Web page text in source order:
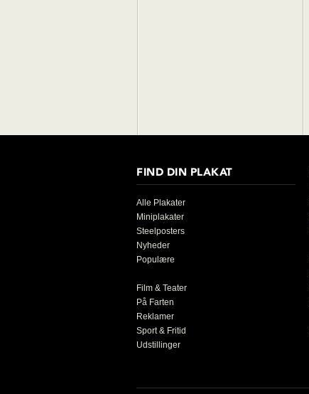
FIND DIN PLAKAT
Alle Plakater
Miniplakater
Steelposters
Nyheder
Populære
Film & Teater
På Farten
Reklamer
Sport & Fritid
Udstillinger